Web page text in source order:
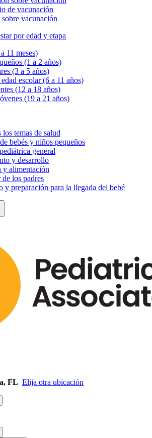
de vacunación
sobre vacunación
por edad y etapa
11 meses)
(1 a 2 años)
(3 a 5 años)
escolar (6 a 11 años)
(12 a 18 años)
(19 a 21 años)
los temas de salud
bebés y niños pequeños
general
y desarrollo
alimentación
de los padres
y preparación para la llegada del bebé
FL Elija otra ubicación